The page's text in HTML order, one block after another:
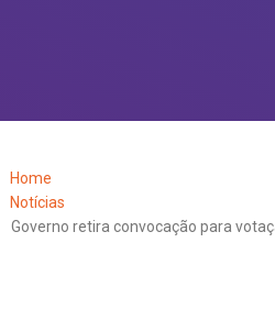
Home
Notícias
Governo retira convocação para